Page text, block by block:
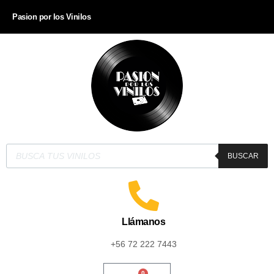
Pasion por los Vinilos
BUSCAR
Llámanos
+56 72 222 7443